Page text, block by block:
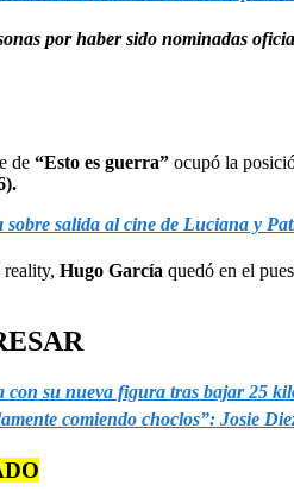
por haber sido nominadas
de “Esto es guerra” ocupó la
sobre salida al cine de Luciana y
reality, Hugo García quedó en el
con su nueva figura tras bajar 25
comiendo choclos”: Josie